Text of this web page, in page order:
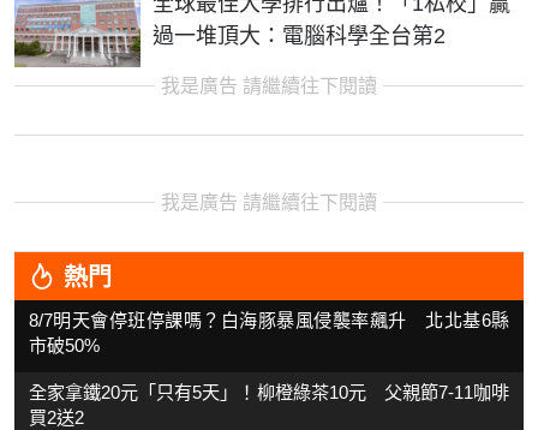
過一堆頂大：電腦科學全台第2
我是廣告 請繼續往下閱讀
我是廣告 請繼續往下閱讀
熱門
8/7明天會停班停課嗎？白海豚暴風侵襲率飆升 北北基6縣
市破50%
全家拿鐵20元「只有5天」！柳橙綠茶10元 父親節7-11咖啡
買2送2